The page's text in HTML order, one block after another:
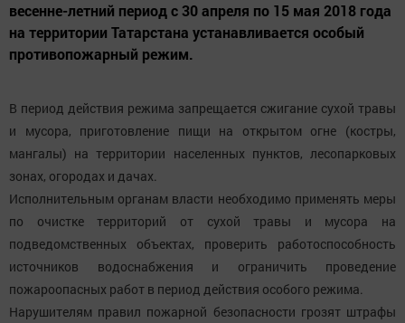
весенне-летний период с 30 апреля по 15 мая 2018 года
на территории Татарстана устанавливается особый
противопожарный режим.
В период действия режима запрещается сжигание сухой травы
и мусора, приготовление пищи на открытом огне (костры,
мангалы) на территории населенных пунктов, лесопарковых
зонах, огородах и дачах.
Исполнительным органам власти необходимо применять меры
по очистке территорий от сухой травы и мусора на
подведомственных объектах, проверить работоспособность
источников водоснабжения и ограничить проведение
пожароопасных работ в период действия особого режима.
Нарушителям правил пожарной безопасности грозят штрафы